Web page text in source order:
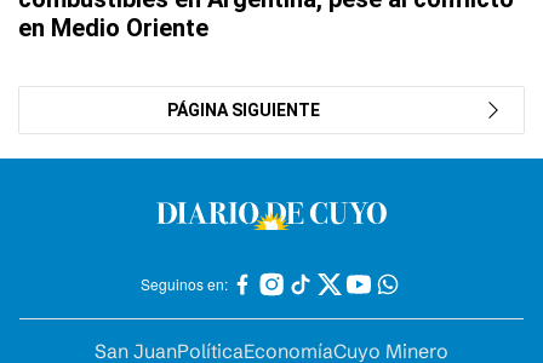
en Medio Oriente
PÁGINA SIGUIENTE
Seguinos en:
San JuanPolíticaEconomíaCuyo Minero